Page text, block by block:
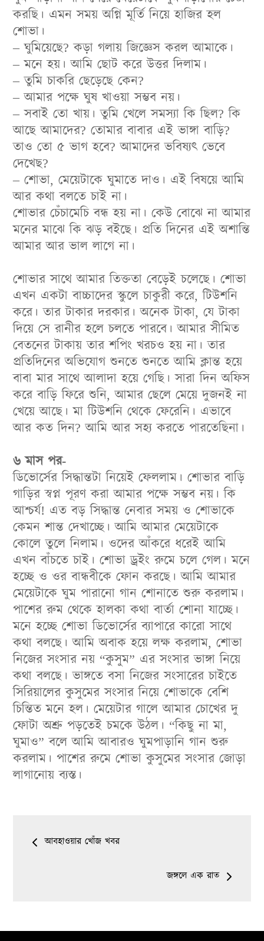
করছি। এমন সময় অগ্নি মূর্তি নিয়ে হাজির হল
শোভা।
– ঘুমিয়েছে? কড়া গলায় জিজ্ঞেস করল আমাকে।
– মনে হয়। আমি ছোট করে উত্তর দিলাম।
– তুমি চাকরি ছেড়েছে কেন?
– আমার পক্ষে ঘুষ খাওয়া সম্ভব নয়।
– সবাই তো খায়। তুমি খেলে সমস্যা কি ছিল? কি
আছে আমাদের? তোমার বাবার এই ভাঙ্গা বাড়ি?
তাও তো ৫ ভাগ হবে? আমাদের ভবিষ্যৎ ভেবে
দেখেছ?
– শোভা, মেয়েটাকে ঘুমাতে দাও। এই বিষয়ে আমি
আর কথা বলতে চাই না।
শোভার চেঁচামেচি বন্ধ হয় না। কেউ বোঝে না আমার
মনের মাঝে কি ঝড় বইছে। প্রতি দিনের এই অশান্তি
আমার আর ভাল লাগে না।
শোভার সাথে আমার তিক্ততা বেড়েই চলেছে। শোভা
এখন একটা বাচ্চাদের স্কুলে চাকুরী করে, টিউশনি
করে। তার টাকার দরকার। অনেক টাকা, যে টাকা
দিয়ে সে রানীর হলে চলতে পারবে। আমার সীমিত
বেতনের টাকায় তার শপিং খরচও হয় না। তার
প্রতিদিনের অভিযোগ শুনতে শুনতে আমি ক্লান্ত হয়ে
বাবা মার সাথে আলাদা হয়ে গেছি। সারা দিন অফিস
করে বাড়ি ফিরে শুনি, আমার ছেলে মেয়ে দুজনই না
খেয়ে আছে। মা টিউশনি থেকে ফেরেনি। এভাবে
আর কত দিন? আমি আর সহ্য করতে পারতেছিনা।
৬ মাস পর-
ডিভোর্সের সিদ্ধান্তটা নিয়েই ফেললাম। শোভার বাড়ি
গাড়ির স্বপ্ন পূরণ করা আমার পক্ষে সম্ভব নয়। কি
আশ্চর্য! এত বড় সিদ্ধান্ত নেবার সময় ও শোভাকে
কেমন শান্ত দেখাচ্ছে। আমি আমার মেয়েটাকে
কোলে তুলে নিলাম। ওদের আঁকরে ধরেই আমি
এখন বাঁচতে চাই। শোভা ড্রইং রুমে চলে গেল। মনে
হচ্ছে ও ওর বান্ধবীকে ফোন করছে। আমি আমার
মেয়েটাকে ঘুম পারানো গান শোনাতে শুরু করলাম।
পাশের রুম থেকে হালকা কথা বার্তা শোনা যাচ্ছে।
মনে হচ্ছে শোভা ডিভোর্সের ব্যাপারে কারো সাথে
কথা বলছে। আমি অবাক হয়ে লক্ষ করলাম, শোভা
নিজের সংসার নয় “কুসুম” এর সংসার ভাঙ্গা নিয়ে
কথা বলছে। ভাঙ্গতে বসা নিজের সংসারের চাইতে
সিরিয়ালের কুসুমের সংসার নিয়ে শোভাকে বেশি
চিন্তিত মনে হল। মেয়েটার গালে আমার চোখের দু
ফোটা অশ্রু পড়তেই চমকে উঠল। “কিছু না মা,
ঘুমাও” বলে আমি আবারও ঘুমপাড়ানি গান শুরু
করলাম। পাশের রুমে শোভা কুসুমের সংসার জোড়া
লাগানোয় ব্যস্ত।
আবহাওয়ার খোঁজ খবর
জঙ্গলে এক রাত